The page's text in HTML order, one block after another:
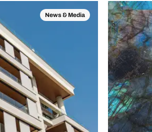
News & Media